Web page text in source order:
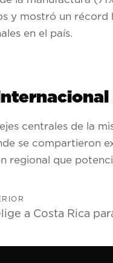
y mostró un récord
en el país.
centrales de la
se compartieron
regional que